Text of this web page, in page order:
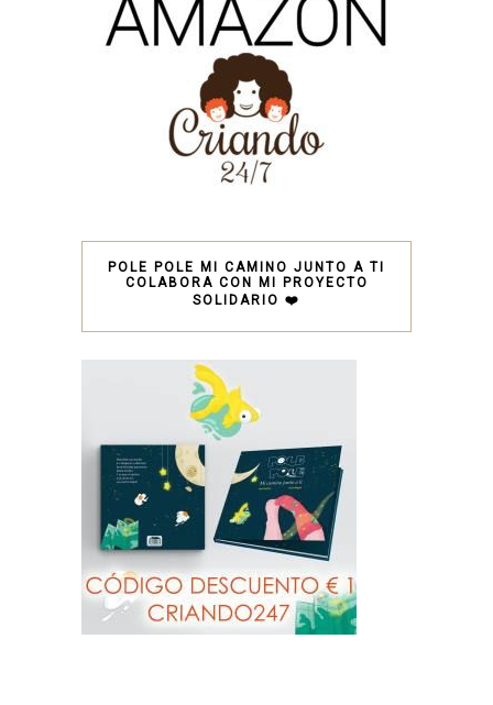
POLE POLE MI CAMINO JUNTO A TI
COLABORA CON MI PROYECTO
SOLIDARIO ❤️